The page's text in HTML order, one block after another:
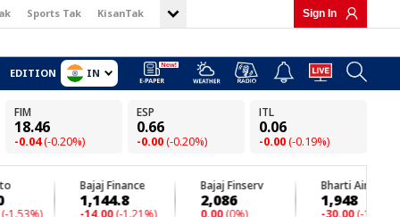
Sports Tak KisanTak Sign In
EDITION IN